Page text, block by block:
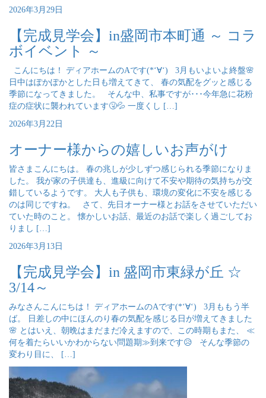
2026年3月29日
【完成見学会】in盛岡市本町通 ～ コラ
ボイベント ～
こんにちは！ ディアホームのAです(*‘∀‘) 3月もいよいよ終盤🌸
日中はぽかぽかとした日も増えてきて、 春の気配をグッと感じる
季節になってきました。 そんな中、私事ですが･･･今年急に花粉
症の症状に襲われています🤧💦 一度くし […]
2026年3月22日
オーナー様からの嬉しいお声がけ
皆さまこんにちは。 春の兆しが少しずつ感じられる季節になりま
した。 我が家の子供達も、進級に向けて不安や期待の気持ちが交
錯しているようです。 大人も子供も、環境の変化に不安を感じる
のは同じですね。 さて、先日オーナー様とお話をさせていただい
ていた時のこと。 懐かしいお話、最近のお話で楽しく過ごしてお
りまし […]
2026年3月13日
【完成見学会】in 盛岡市東緑が丘 ☆
3/14～
みなさんこんにちは！ ディアホームのAです(*‘∀‘) 3月ももう半
ば。 日差しの中にほんのり春の気配を感じる日が増えてきました
🌸 とはいえ、朝晩はまだまだ冷えますので、この時期もまた、 ≪
何を着たらいいかわからない問題期≫到来です😥 そんな季節の
変わり目に、 […]